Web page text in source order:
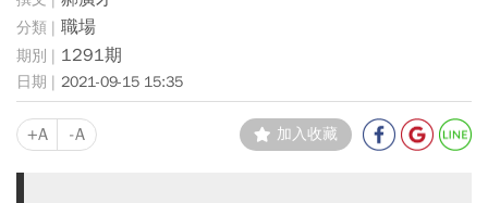
職場
1291期
2021-09-15 15:35
+A -A 加入收藏